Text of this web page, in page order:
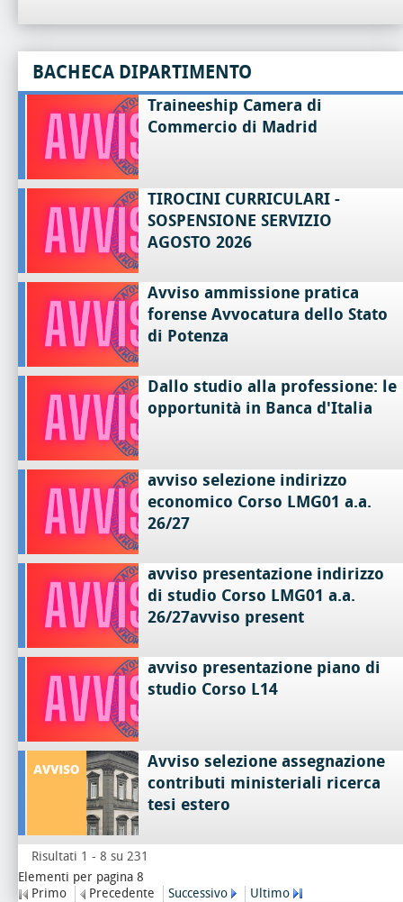
BACHECA DIPARTIMENTO
Traineeship Camera di
Commercio di Madrid
TIROCINI CURRICULARI -
SOSPENSIONE SERVIZIO
AGOSTO 2026
Avviso ammissione pratica
forense Avvocatura dello Stato
di Potenza
Dallo studio alla professione: le
opportunità in Banca d'Italia
avviso selezione indirizzo
economico Corso LMG01 a.a.
26/27
avviso presentazione indirizzo
di studio Corso LMG01 a.a.
26/27avviso present
avviso presentazione piano di
studio Corso L14
Avviso selezione assegnazione
contributi ministeriali ricerca
tesi estero
Risultati 1 - 8 su 231
Elementi per pagina 8
Primo
Precedente Successivo Ultimo